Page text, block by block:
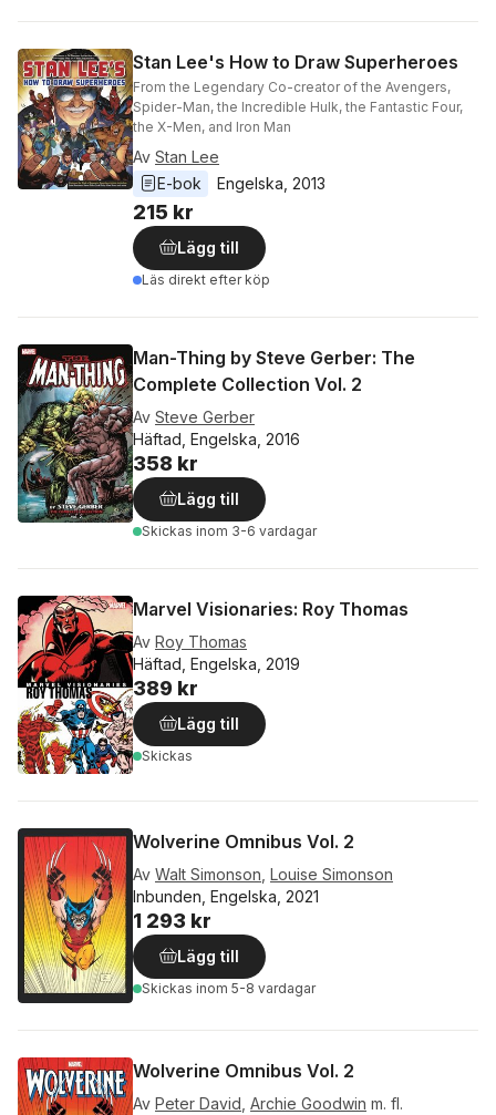
Stan Lee's How to Draw Superheroes
From the Legendary Co-creator of the Avengers,
Spider-Man, the Incredible Hulk, the Fantastic Four,
the X-Men, and Iron Man
Av Stan Lee
E-bok
Engelska 2013
215 kr
Lägg till
Läs direkt efter köp
Man-Thing by Steve Gerber: The
Complete Collection Vol. 2
Av Steve Gerber
Häftad, Engelska, 2016
358 kr
Lägg till
Skickas inom 3-6 vardagar
Marvel Visionaries: Roy Thomas
Av Roy Thomas
Häftad, Engelska, 2019
389 kr
Lägg till
Skickas
Wolverine Omnibus Vol. 2
Av Walt Simonson Louise Simonson
Inbunden, Engelska, 2021
1 293 kr
Lägg till
Skickas inom 5-8 vardagar
Wolverine Omnibus Vol. 2
Av Peter David Archie Goodwin m. fl.